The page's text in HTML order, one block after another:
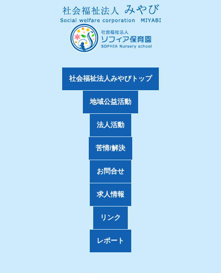
社会福祉法人みやびトップ
地域公益活動
法人活動
苦情/解決
お問合せ
求人情報
リンク
レポート